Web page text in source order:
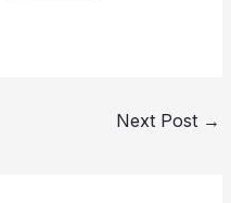
Next Post →